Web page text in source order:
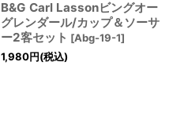
B&G Carl Lassonビングオー
グレンダール/カップ＆ソーサ
ー2客セット [Abg-19-1]
1,980円(税込)